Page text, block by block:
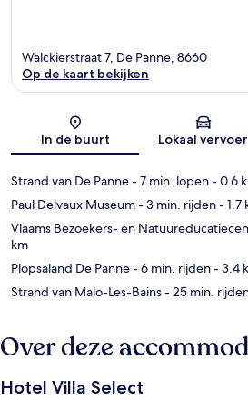
Kaart
Walckierstraat 7, De Panne, 8660
Op de kaart bekijken
In de buurt Lokaal vervoer
Strand van De Panne- 7 min. lopen- 0.6
Paul Delvaux Museum- 3 min. rijden- 1.7
Vlaams Bezoekers- en
km
Plopsaland De Panne- 6 min. rijden- 3.4
Strand van Malo-Les-Bains- 25 min.
Over deze
Hotel Villa Select